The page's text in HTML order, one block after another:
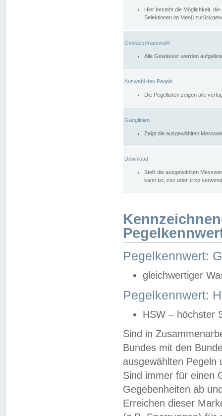
Hier besteht die Möglichkeit,
Selektionen im Menü
Gewässerauswahl
Alle Gewässer werden
Auswahl des Pegels
Die Pegellisten zeigen alle
Ganglinien
Zeigt die ausgewählten
Download
Stellt die ausgewählten
kann txt, csv oder zrxp
Pegelkennwert:
gleichwertiger
Pegelkennwert:
HSW – höchster
Sind in
Bundes mit den
ausgewählten
Sind immer für einen
Gegebenheiten ab
Erreichen dieser